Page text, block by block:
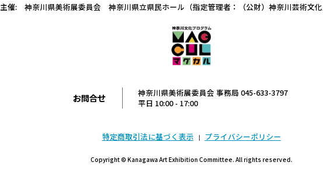
主催: 神奈川県美術展委員会 神奈川県⽴県⺠ホール （指定管理者：（公財）神奈川芸術
お問合せ
神奈川県美術展委員会 事務局 045-633-3797
平日 10:00 - 17:00
特定商取引法に基づく表示 プライバシーポリシー
Copyright © Kanagawa Art Exhibition Committee. All rights reserved.